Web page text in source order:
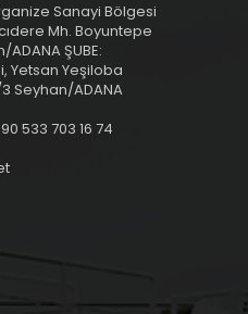
Sanayi Bölgesi
Mh. Boyuntepe
ADANA ŞUBE:
Yetsan Yeşiloba
Seyhan/ADANA
533 703 16 74